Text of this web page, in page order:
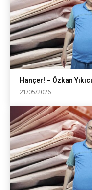
Hançer! – Özkan Yıkıcı
21/05/2026